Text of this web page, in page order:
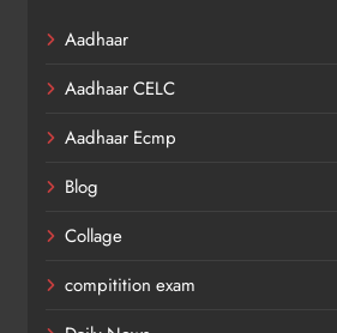
Aadhaar
Aadhaar CELC
Aadhaar Ecmp
Blog
Collage
compitition exam